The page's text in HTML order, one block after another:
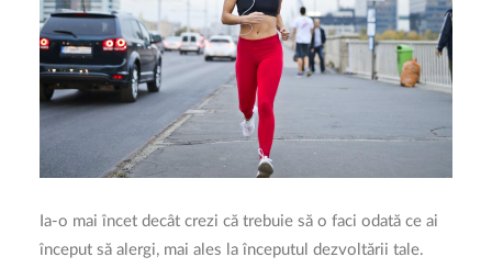
Ia-o mai încet decât crezi că trebuie să o faci odată ce ai
început să alergi, mai ales la începutul dezvoltării tale.